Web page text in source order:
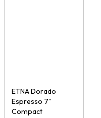
ETNA Dorado
Espresso 7″
Compact